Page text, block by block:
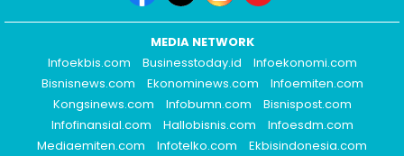
MEDIA NETWORK
Infoekbis.com
Businesstoday.id
Infoekonomi.com
Bisnisnews.com
Ekonominews.com
Infoemiten.com
Kongsinews.com
Infobumn.com
Bisnispost.com
Infofinansial.com
Hallobisnis.com
Infoesdm.com
Mediaemiten.com
Infotelko.com Ekbisindonesia.com